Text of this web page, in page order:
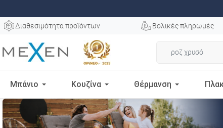
Διαθεσιμότητα προϊόντων Βολικές πληρωμές
Μπάνιο Κουζίνα Θέρμανση